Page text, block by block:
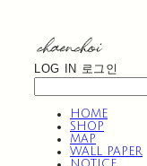
LOG IN 로그인
HOME
SHOP
MAP
WALL PAPER